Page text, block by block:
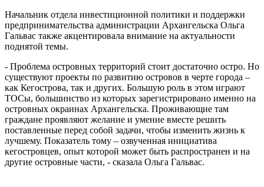
Начальник отдела инвестиционной политики и поддержки
предпринимательства администрации Архангельска Ольга
Гальвас также акцентировала внимание на актуальности
поднятой темы.
- Проблема островных территорий стоит достаточно остро. Но
существуют проекты по развитию островов в черте города –
как Кегострова, так и других. Большую роль в этом играют
ТОСы, большинство из которых зарегистрировано именно на
островных окраинах Архангельска. Проживающие там
граждане проявляют желание и умение вместе решить
поставленные перед собой задачи, чтобы изменить жизнь к
лучшему. Показатель тому – озвученная инициатива
кегостровцев, опыт которой может быть распространен и на
другие островные части, - сказала Ольга Гальвас.